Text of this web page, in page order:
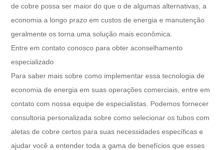
de cobre possa ser maior do que o de algumas alternativas, a
economia a longo prazo em custos de energia e manutenção
geralmente os torna uma solução mais econômica.
Entre em contato conosco para obter aconselhamento
especializado
Para saber mais sobre como implementar essa tecnologia de
economia de energia em suas operações comerciais, entre em
contato com nossa equipe de especialistas. Podemos fornecer
consultoria personalizada sobre como selecionar os tubos com
aletas de cobre certos para suas necessidades específicas e
ajudar você a entender toda a gama de benefícios que esses